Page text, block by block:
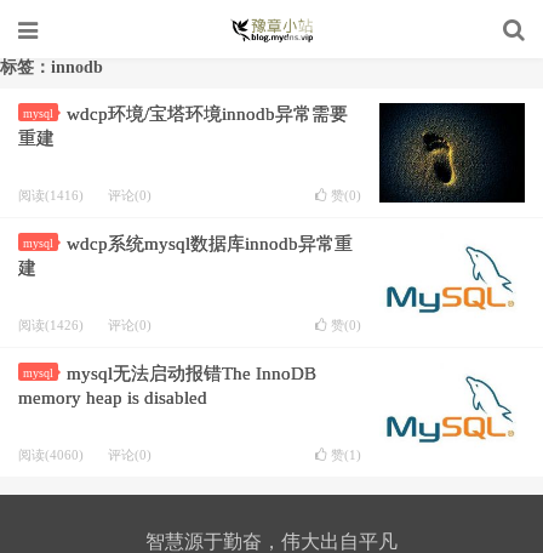
标签：innodb
mysql
wdcp环境/宝塔环境innodb异常需要
重建
阅读(1416) 评论(0) 赞(0)
mysql
wdcp系统mysql数据库innodb异常重
建
阅读(1426) 评论(0) 赞(0)
mysql
mysql无法启动报错The InnoDB
memory heap is disabled
阅读(4060) 评论(0) 赞(1 )
智慧源于勤奋，伟大出自平凡